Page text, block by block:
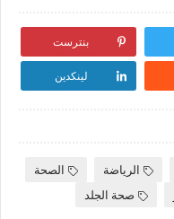
بنترست
لينكدين
الرياضة
الصحة
صحة الجلد